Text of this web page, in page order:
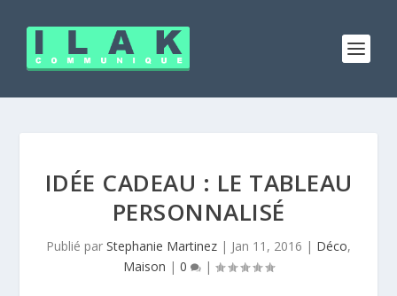
IDÉE CADEAU : LE TABLEAU
PERSONNALISÉ
Publié par Stephanie Martinez | Jan 11, 2016 | Déco,
Maison | 0 |